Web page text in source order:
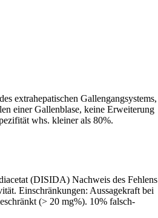
extrahepatischen Gallengangsystems,
einer Gallenblase, keine Erweiterung
whs. kleiner als 80%.
(DISIDA) Nachweis des Fehlens
Einschränkungen: Aussagekraft bei
(> 20 mg%). 10% falsch-